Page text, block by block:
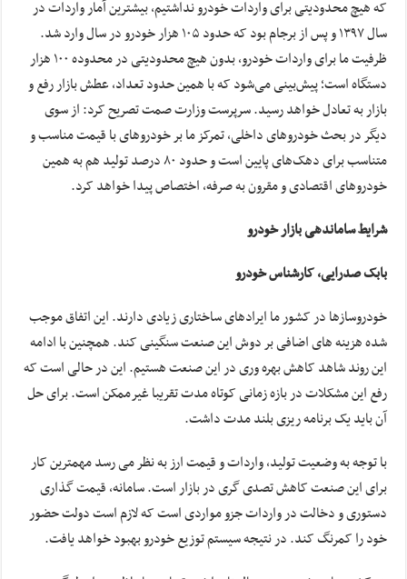
که هیچ محدودیتی برای واردات خودرو نداشتیم، بیشترین آمار واردات در
سال ۱۳۹۷ و پس از برجام بود که حدود ۱۰۵ هزار خودرو در سال وارد شد.
ظرفیت ما برای واردات خودرو، بدون هیچ محدودیتی در محدوده‌ ۱۰۰ هزار
دستگاه است؛ پیش‌بینی می‌شود که با همین حدود تعداد، عطش بازار رفع و
بازار به تعادل خواهد رسید. سرپرست وزارت صمت تصریح کرد: از سوی
دیگر در بحث خودروهای داخلی، تمرکز ما بر خودروهای با قیمت مناسب و
متناسب برای دهک‌های پایین است و حدود ۸۰ درصد تولید هم به همین
خودروهای اقتصادی و مقرون به صرفه، اختصاص پیدا خواهد کرد.
شرایط ساماندهی بازار خودرو
بابک صدرایی، کارشناس خودرو
خودروساز‌ها در کشور ما ایراد‌های ساختاری زیادی دارند. این اتفاق موجب
شده هزینه های اضافی بر دوش این صنعت سنگینی کند. همچنین با ادامه
این روند شاهد کاهش بهره وری در این صنعت هستیم. این در حالی است که
رفع این مشکلات در بازه زمانی کوتاه مدت تقریبا غیرممکن است. برای حل
آن باید یک برنامه ریزی بلند مدت داشت.
با توجه به وضعیت تولید، واردات و قیمت ارز به نظر می رسد مهمترین کار
برای این صنعت کاهش تصدی گری در بازار است. سامانه، قیمت گذاری
دستوری و دخالت در واردات جزو مواردی است که لازم است دولت حضور
خود را کمرنگ کند. در نتیجه سیستم توزیع خودرو بهبود خواهد یافت.